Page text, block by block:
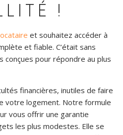
!
et souhaitez accéder à
et fiable. C’était sans
conçues pour répondre au plus
financières, inutiles de faire
votre logement. Notre formule
vous offrir une garantie
les plus modestes. Elle se